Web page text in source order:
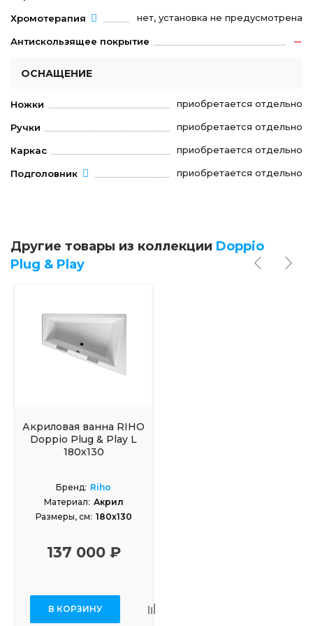
Хромотерапия нет, установка не предусмотрена
Антискользящее покрытие
ОСНАЩЕНИЕ
Ножки приобретается отдельно
Ручки приобретается отдельно
Каркас приобретается отдельно
Подголовник приобретается отдельно
Другие товары из коллекции Doppio
Plug & Play
Акриловая ванна RIHO
Doppio Plug & Play L
180х130
Бренд: Riho
Материал: Акрил
Размеры, см: 180x130
137 000 ₽
В КОРЗИНУ